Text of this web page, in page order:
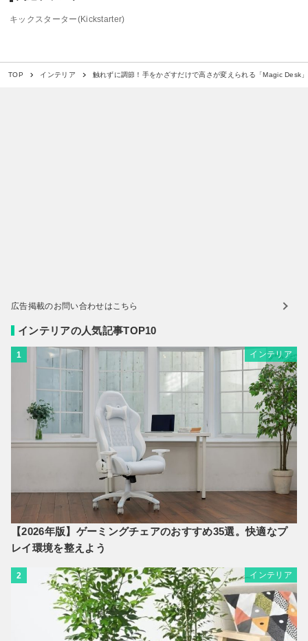
キックスターター(Kickstarter)
TOP インテリア 触れずに調節！手をかざすだけで高さが変えられる「Magic Desk」
広告掲載のお問い合わせはこちら
インテリアの人気記事TOP10
1 インテリア
【2026年版】ゲーミングチェアのおすすめ35選。快適なプ
レイ環境を整えよう
2 インテリア